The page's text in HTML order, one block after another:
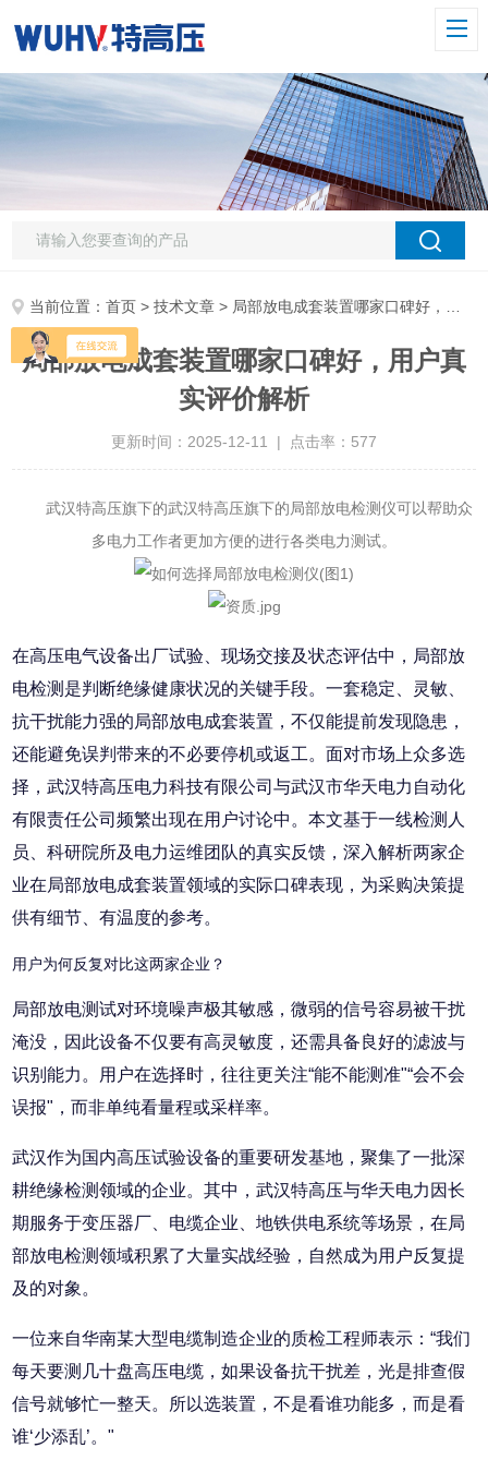
当前位置：首页 >技术文章 > 局部放电成套装置哪家口碑好，用户真实评价解析
局部放电成套装置哪家口碑好，用户真
实评价解析
更新时间：2025-12-11 | 点击率：577
武汉特高压旗下的武汉特高压旗下的局部放电检测仪可以帮助众
多电力工作者更加方便的进行各类电力测试。
在高压电气设备出厂试验、现场交接及状态评估中，局部放
电检测是判断绝缘健康状况的关键手段。一套稳定、灵敏、
抗干扰能力强的局部放电成套装置，不仅能提前发现隐患，
还能避免误判带来的不必要停机或返工。面对市场上众多选
择，武汉特高压电力科技有限公司与武汉市华天电力自动化
有限责任公司频繁出现在用户讨论中。本文基于一线检测人
员、科研院所及电力运维团队的真实反馈，深入解析两家企
业在局部放电成套装置领域的实际口碑表现，为采购决策提
供有细节、有温度的参考。
用户为何反复对比这两家企业？
局部放电测试对环境噪声极其敏感，微弱的信号容易被干扰
淹没，因此设备不仅要有高灵敏度，还需具备良好的滤波与
识别能力。用户在选择时，往往更关注“能不能测准"“会不会
误报"，而非单纯看量程或采样率。
武汉作为国内高压试验设备的重要研发基地，聚集了一批深
耕绝缘检测领域的企业。其中，武汉特高压与华天电力因长
期服务于变压器厂、电缆企业、地铁供电系统等场景，在局
部放电检测领域积累了大量实战经验，自然成为用户反复提
及的对象。
一位来自华南某大型电缆制造企业的质检工程师表示：“我们
每天要测几十盘高压电缆，如果设备抗干扰差，光是排查假
信号就够忙一整天。所以选装置，不是看谁功能多，而是看
谁‘少添乱’。"